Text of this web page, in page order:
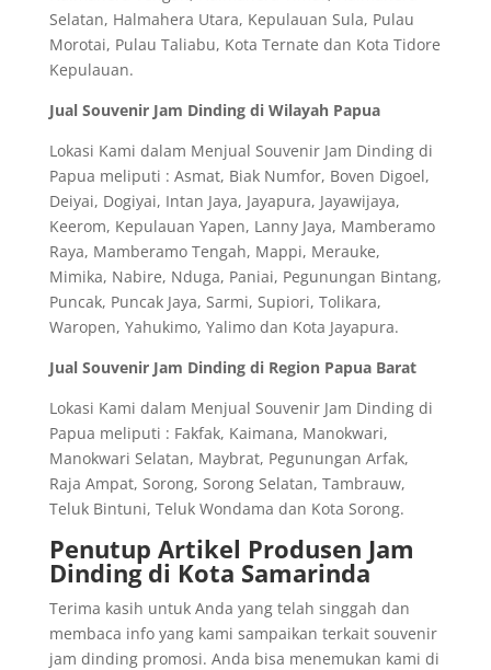
Selatan, Halmahera Utara, Kepulauan Sula, Pulau
Morotai, Pulau Taliabu, Kota Ternate dan Kota Tidore
Kepulauan.
Jual Souvenir Jam Dinding di Wilayah Papua
Lokasi Kami dalam Menjual Souvenir Jam Dinding di
Papua meliputi : Asmat, Biak Numfor, Boven Digoel,
Deiyai, Dogiyai, Intan Jaya, Jayapura, Jayawijaya,
Keerom, Kepulauan Yapen, Lanny Jaya, Mamberamo
Raya, Mamberamo Tengah, Mappi, Merauke,
Mimika, Nabire, Nduga, Paniai, Pegunungan Bintang,
Puncak, Puncak Jaya, Sarmi, Supiori, Tolikara,
Waropen, Yahukimo, Yalimo dan Kota Jayapura.
Jual Souvenir Jam Dinding di Region Papua Barat
Lokasi Kami dalam Menjual Souvenir Jam Dinding di
Papua meliputi : Fakfak, Kaimana, Manokwari,
Manokwari Selatan, Maybrat, Pegunungan Arfak,
Raja Ampat, Sorong, Sorong Selatan, Tambrauw,
Teluk Bintuni, Teluk Wondama dan Kota Sorong.
Penutup Artikel Produsen Jam
Dinding di Kota Samarinda
Terima kasih untuk Anda yang telah singgah dan
membaca info yang kami sampaikan terkait souvenir
jam dinding promosi. Anda bisa menemukan kami di